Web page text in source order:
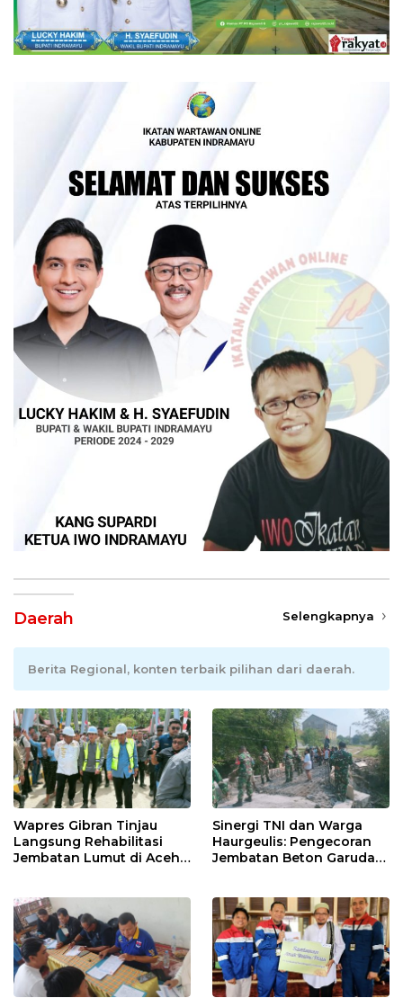
Daerah Selengkapnya
Berita Regional, konten terbaik pilihan dari daerah.
Wapres Gibran Tinjau
Langsung Rehabilitasi
Jembatan Lumut di Aceh
Sinergi TNI dan Warga
Haurgeulis: Pengecoran
Jembatan Beton Garuda